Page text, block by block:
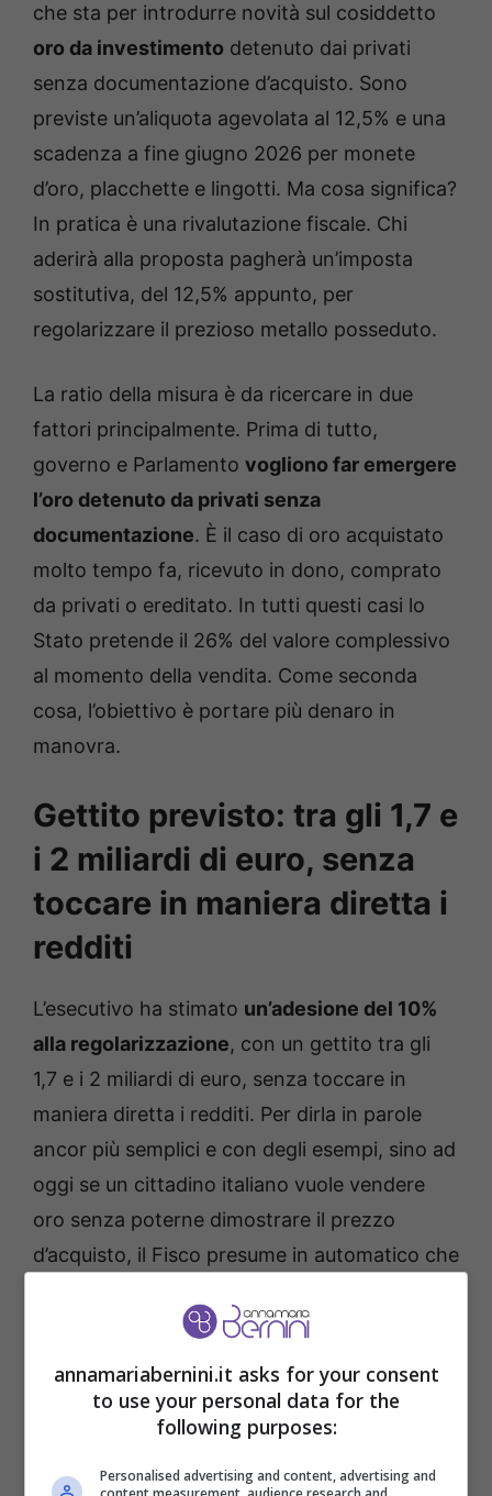
che sta per introdurre novità sul cosiddetto
oro da investimento detenuto dai privati
senza documentazione d’acquisto. Sono
previste un’aliquota agevolata al 12,5% e una
scadenza a fine giugno 2026 per monete
d’oro, placchette e lingotti. Ma cosa significa?
In pratica è una rivalutazione fiscale. Chi
aderirà alla proposta pagherà un’imposta
sostitutiva, del 12,5% appunto, per
regolarizzare il prezioso metallo posseduto.
La ratio della misura è da ricercare in due
fattori principalmente. Prima di tutto,
governo e Parlamento vogliono far emergere
l’oro detenuto da privati senza
documentazione. È il caso di oro acquistato
molto tempo fa, ricevuto in dono, comprato
da privati o ereditato. In tutti questi casi lo
Stato pretende il 26% del valore complessivo
al momento della vendita. Come seconda
cosa, l’obiettivo è portare più denaro in
manovra.
Gettito previsto: tra gli 1,7 e
i 2 miliardi di euro, senza
toccare in maniera diretta i
redditi
L’esecutivo ha stimato un’adesione del 10%
alla regolarizzazione, con un gettito tra gli
1,7 e i 2 miliardi di euro, senza toccare in
maniera diretta i redditi. Per dirla in parole
ancor più semplici e con degli esempi, sino ad
oggi se un cittadino italiano vuole vendere
oro senza poterne dimostrare il prezzo
d’acquisto, il Fisco presume in automatico che
annamariabernini.it asks for your consent
to use your personal data for the
following purposes:
Personalised advertising and content, advertising and